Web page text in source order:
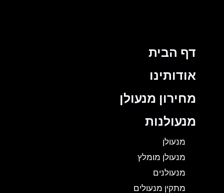
דף הבית
אודותינו
מחירון מנעולן
מנעולנות
מנעולן
מנעולן מומלץ
מנעולנים
מתקין מנעולים